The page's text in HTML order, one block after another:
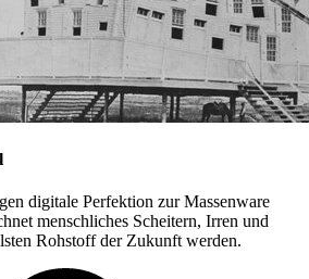
digitale Perfektion zur Massenware
menschliches Scheitern, Irren und
Rohstoff der Zukunft werden.